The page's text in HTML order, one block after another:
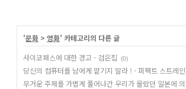
'문화 > 영화' 카테고리의 다른 글
사이코패스에 대한 경고 - 검은집
(0)
당신의 컴퓨터를 남에게 맡기지 말라 ! - 퍼펙트 스트레
무거운 주제를 가볍게 풀어나간 우리가 몰랐던 일본에